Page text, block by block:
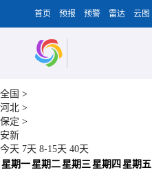
首页 预报 预警 雷达 云图
全国 >
河北 >
保定 >
安新
今天 7天 8-15天 40天
星期一星期二星期三星期四 星期五